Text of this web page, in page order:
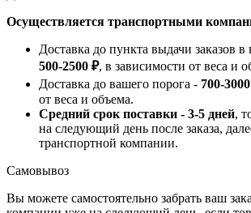
Осуществляется транспортными
Доставка до пункта выдачи заказов
500-2500 ₽, в зависимости от веса и
Доставка до вашего порога - 700-
от веса и объема.
Средний срок поставки - 3-5 дней,
на следующий день после заказа,
транспортной компании.
Самовывоз
Вы можете самостоятельно забрать ваш